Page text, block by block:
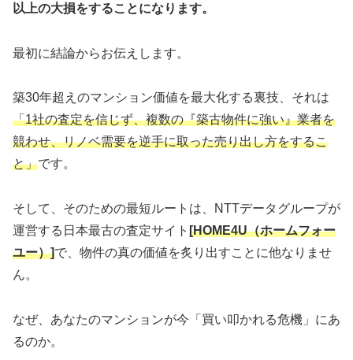
以上の大損をすることになります。
最初に結論からお伝えします。
築30年超えのマンション価値を最大化する裏技、それは
「1社の査定を信じず、複数の『築古物件に強い』業者を
競わせ、リノベ需要を逆手に取った売り出し方をするこ
と」です。
そして、そのための最短ルートは、NTTデータグループが
運営する日本最古の査定サイト [HOME4U（ホームフォー
ユー）]で、物件の真の価値を炙り出すことに他なりませ
ん。
なぜ、あなたのマンションが今「買い叩かれる危機」にあ
るのか。